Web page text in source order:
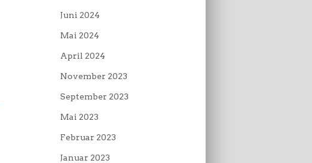
Juni 2024
Mai 2024
April 2024
November 2023
September 2023
Mai 2023
Februar 2023
Januar 2023